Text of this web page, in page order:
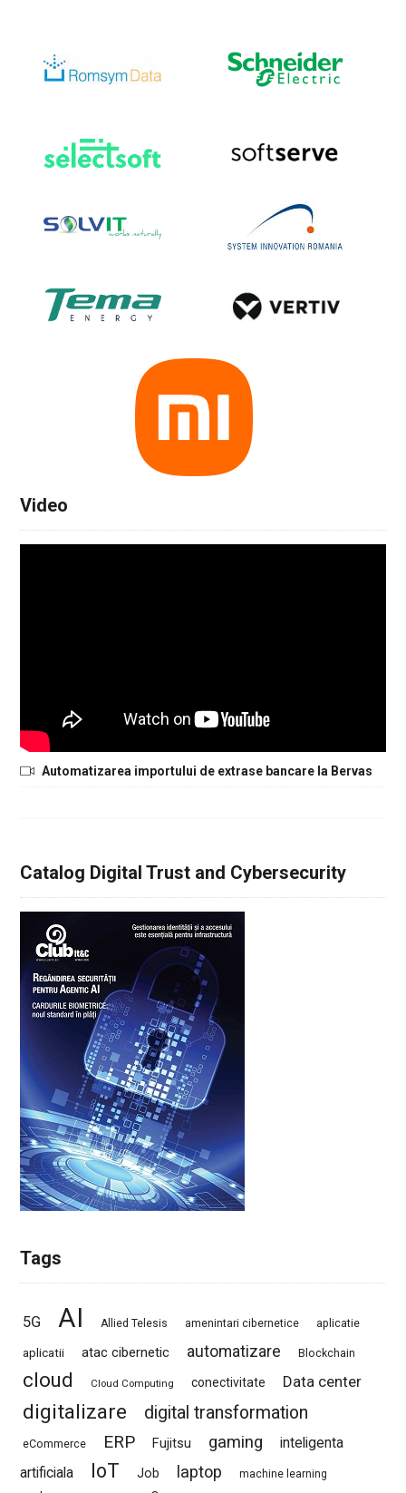
Video
Automatizarea importului de extrase bancare la Bervas
Catalog Digital Trust and Cybersecurity
Tags
5G AI Allied Telesis amenintari cibernetice aplicatie
aplicatii atac cibernetic automatizare Blockchain
cloud Cloud Computing conectivitate Data center
digitalizare digital transformation
eCommerce ERP Fujitsu gaming
inteligenta
artificiala
IoT Job laptop machine learning